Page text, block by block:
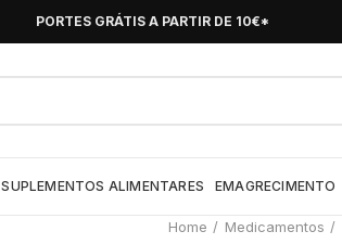
PORTES GRÁTIS A PARTIR DE 10€*
SUPLEMENTOS ALIMENTARES EMAGRECIMENTO
Home
Medicamentos